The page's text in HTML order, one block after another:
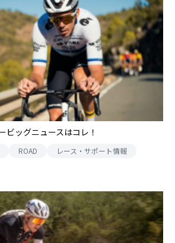
ビッグニュースはコレ！
ROAD レース・サポート情報